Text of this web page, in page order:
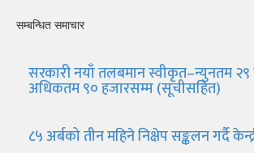
सम्बन्धित समाचार
सरकारी नयाँ तलबमान स्वीकृत–न्युनतम
अधिकतम ९० हजारसम्म (सूचीसहित)
८५ अर्बको तीन महिने निक्षेप सङ्कलन गर्दै